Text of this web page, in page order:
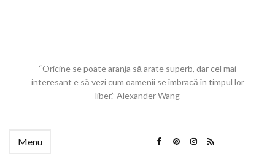
“Oricine se poate aranja să arate superb, dar cel mai
interesant e să vezi cum oamenii se îmbracă în timpul lor
liber.” Alexander Wang
Menu